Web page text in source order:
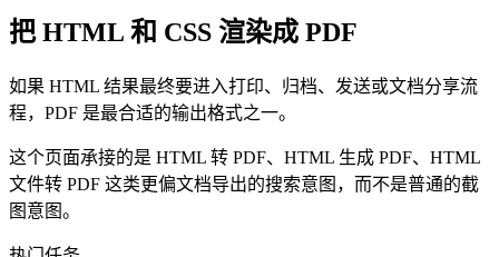
把 HTML 和 CSS 渲染成 PDF
如果 HTML 结果最终要进入打印、归档、发送或文档分享流
程，PDF 是最合适的输出格式之一。
这个页面承接的是 HTML 转 PDF、HTML 生成 PDF、HTML
文件转 PDF 这类更偏文档导出的搜索意图，而不是普通的截
图意图。